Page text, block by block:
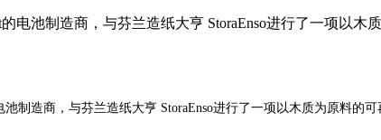
电池制造商，与芬兰造纸大亨 StoraEnso进行了一项以
制造商，与芬兰造纸大亨 StoraEnso进行了一项以木质为原料